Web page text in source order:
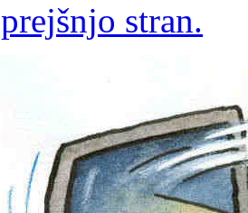
prejšnjo stran.